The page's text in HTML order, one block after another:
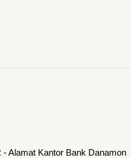
Alamat Kantor Bank Danamon